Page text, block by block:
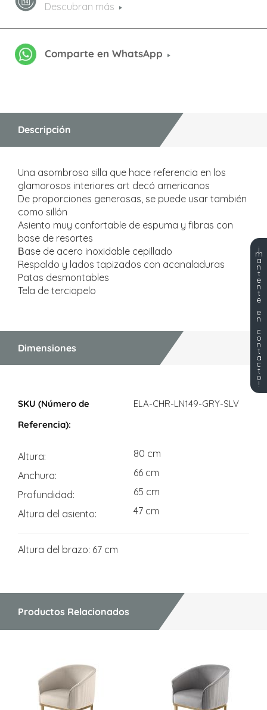
Descubran más
Comparte en WhatsApp
Descripción
Una asombrosa silla que hace referencia en los
glamorosos interiores art decó americanos
De proporciones generosas, se puede usar también
como sillón
Asiento muy confortable de espuma y fibras con
base de resortes
Βase de acero inoxidable cepillado
Respaldo y lados tapizados con acanaladuras
Patas desmontables
Tela de terciopelo
Dimensiones
ELA-CHR-LN149-GRY-SLV
Altura
80 cm
Anchura
66 cm
Profundidad
65 cm
Altura del asiento
47 cm
Altura del brazo: 67 cm
Productos Relacionados
¡
m
a
n
t
e
n
t
e
e
n
c
o
n
t
a
c
t
o
!